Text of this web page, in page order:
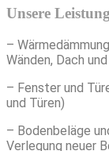
Unsere
–
Wänden, Dach
– Fenster und
und Türen)
– Bodenbeläge
Verlegung neuer